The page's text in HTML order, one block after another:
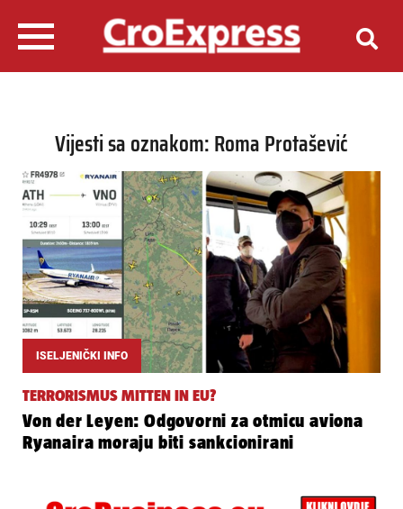
Vijesti sa oznakom: Roma Protašević
ISELJENIČKI INFO
TERRORISMUS MITTEN IN EU?
Von der Leyen: Odgovorni za otmicu aviona
Ryanaira moraju biti sankcionirani